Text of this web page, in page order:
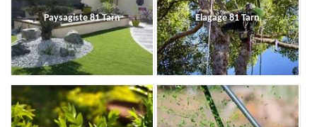
Paysagiste 81 Tarn Elagage 81 Tarn